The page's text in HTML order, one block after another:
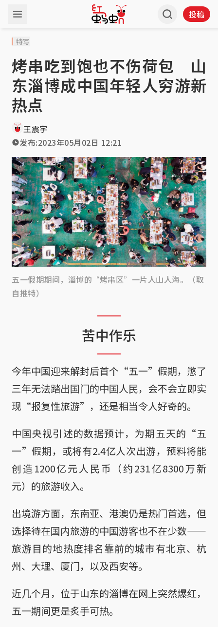
投稿
特写
烤串吃到饱也不伤荷包 山
东淄博成中国年轻人穷游新
热点
王震宇
发布:2023年05月02日 12:21
五一假期期间，淄博的“烤串区”一片人山人海。（取
自推特）
苦中作乐
今年中国迎来解封后首个“五一”假期，憋了
三年无法踏出国门的中国人民，会不会立即实
现“报复性旅游”，还是相当令人好奇的。
中国央视引述的数据预计，为期五天的“五
一”假期，或将有2.4亿人次出游，预料将能
创造1200亿元人民币（约231亿8300万新
元）的旅游收入。
出境游方面，东南亚、港澳仍是热门首选，但
选择待在国内旅游的中国游客也不在少数——
旅游目的地热度排名靠前的城市有北京、杭
州、大理、厦门，以及西安等。
近几个月，位于山东的淄博在网上突然爆红，
五一期间更是炙手可热。